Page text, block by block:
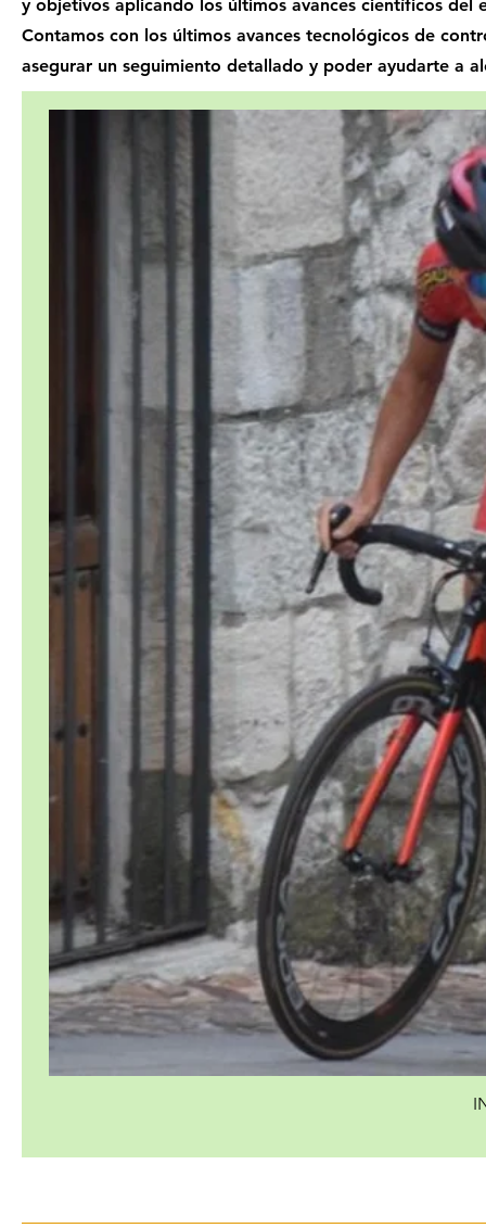
y objetivos aplicando los últimos avances científicos del
Contamos con los últimos avances tecnológicos de
asegurar un seguimiento detallado y poder ayudarte a